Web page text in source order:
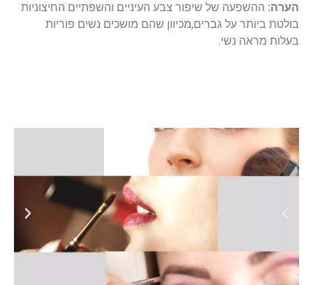
של שיפור צבע העיניים והשפתיים החיצוניות
על גברים,מכיוון שהם מושכים נשים פוריות
נשי.